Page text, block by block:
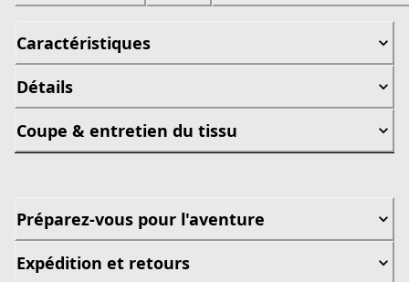
Caractéristiques
Détails
Coupe & entretien du tissu
Préparez-vous pour l'aventure
Expédition et retours